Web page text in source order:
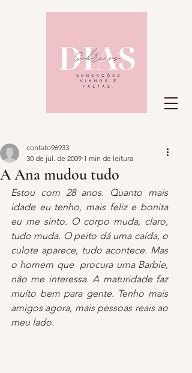
A Ana mudou tudo
contato96933
30 de jul. de 2009 1 min de leitura
Estou com 28 anos. Quanto mais
idade eu tenho, mais feliz e bonita
eu me sinto. O corpo muda, claro,
tudo muda. O peito dá uma caída, o
culote aparece, tudo acontece. Mas
o homem que  procura uma Barbie,
não me interessa. A maturidade faz
muito bem para gente. Tenho mais
amigos agora, mais pessoas reais ao
meu lado.